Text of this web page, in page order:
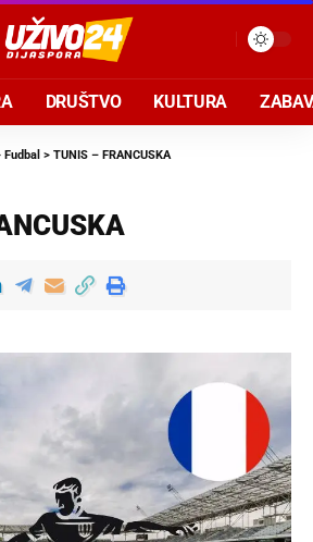
DRUŠTVO KULTURA
Fudbal > TUNIS – FRANCUSKA